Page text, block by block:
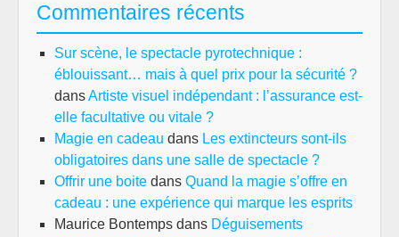
Commentaires récents
Sur scène, le spectacle pyrotechnique :
éblouissant… mais à quel prix pour la sécurité ?
dansArtiste visuel indépendant : l’assurance est-
elle facultative ou vitale ?
Magie en cadeau dans Les extincteurs sont-ils
obligatoires dans une salle de spectacle ?
Offrir une boite dans Quand la magie s’offre en
cadeau : une expérience qui marque les esprits
Maurice Bontemps dans Déguisements